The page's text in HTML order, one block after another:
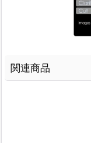
関連商品